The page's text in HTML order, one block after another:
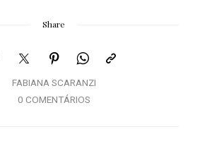
Share
FABIANA SCARANZI
0 COMENTÁRIOS